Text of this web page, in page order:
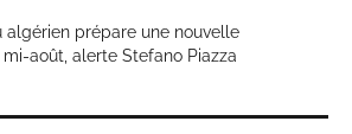
algérien prépare une nouvelle
août, alerte Stefano Piazza